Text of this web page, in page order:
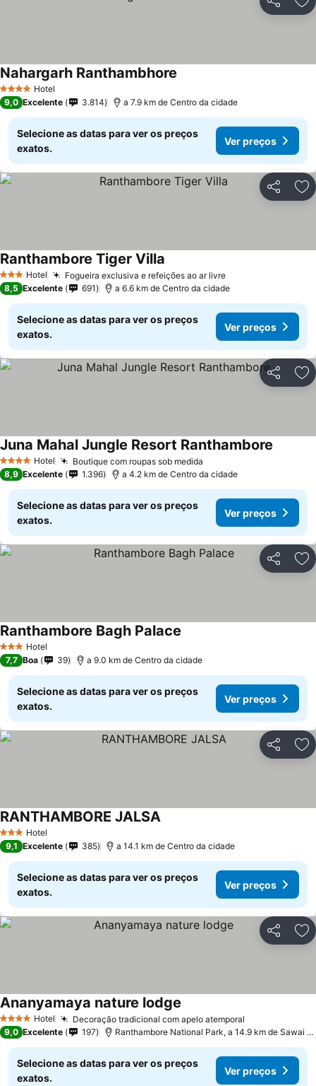
Partilhar
4 EstrelasHotel
Nahargarh Ranthambhore
9,0 Excelente 3.814 a 7.9 km de Centro da cidade
Selecione as datas para ver os preços
exatos.
Ver preços
Partilhar
3 EstrelasHotel Fogueira exclusiva e refeições ao ar livre
Ranthambore Tiger Villa
8,5 Excelente 691 a 6.6 km de Centro da cidade
Selecione as datas para ver os preços
exatos.
Ver preços
Partilhar
4 EstrelasHotel Boutique com roupas sob medida
Juna Mahal Jungle Resort Ranthambore
8,9 Excelente 1.396 a 4.2 km de Centro da cidade
Selecione as datas para ver os preços
exatos.
Ver preços
Partilhar
3 EstrelasHotel
Ranthambore Bagh Palace
7,7 Boa 39 a 9.0 km de Centro da cidade
Selecione as datas para ver os preços
exatos.
Ver preços
Partilhar
3 EstrelasHotel
RANTHAMBORE JALSA
9,1 Excelente 385 a 14.1 km de Centro da cidade
Selecione as datas para ver os preços
exatos.
Ver preços
Partilhar
4 EstrelasHotel Decoração tradicional com apelo atemporal
Ananyamaya nature lodge
9,0 Excelente 197 Ranthambore National Park, a 14.9 km de Sawai Madhopur
Selecione as datas para ver os preços
exatos.
Ver preços